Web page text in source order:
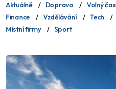
Aktuálně Doprava Volný čas
Finance
Vzdělávání Tech
Místní firmy
Sport